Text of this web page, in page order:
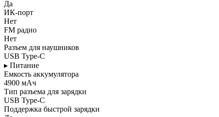
Да
ИК-порт
Нет
FM радио
Нет
Разъем для наушников
USB Type-C
▸ Питание
Емкость аккумулятора
4900 мАч
Тип разъема для зарядки
USB Type-C
Поддержка быстрой зарядки